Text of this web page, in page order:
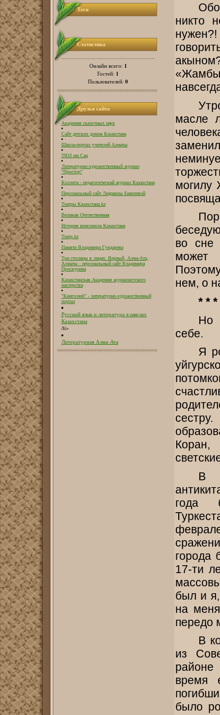
Теги
Статистика
Онлайн всего: 1
Гостей: 1
Пользователей: 0
Друзья сайта
Академия сказочных наук
Сайт детских домов Казахстана
Школа-портал учителей Алматы
ТЮЗ им.Сац
Литературно-художественный журнал
"Простор"
Коллеги - педагогический журнал Казахстана
Персональный сайт Людмилы Енисеевой
Театры Казахстана.kz
Великая Отечественная
История комсомола Казахстана
Театр.kz
Памяти Владимира Гундарева
Три столицы в лицах: Верный, Алма-Ата,
Алматы - персональный сайт Владимира
Проскурина
Казахстанская Академия журналистского
мастерства
"Книголюб" - литературно-художественный
портал
Русский язык и литература в школах
Казахстана
/li>
Литературная Алма-Ата
никто
масле
могилу
во сне
может
нем, о
* * *
Но
себе.
Я
В
года
города
17-ти
был и
на
передо
В
из
время
было